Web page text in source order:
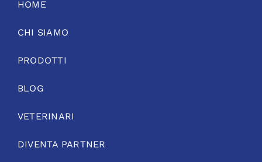
HOME
CHI SIAMO
PRODOTTI
BLOG
VETERINARI
DIVENTA PARTNER